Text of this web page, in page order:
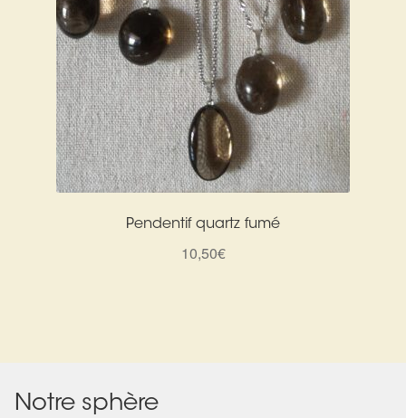
Pendentif quartz fumé
10,50€
Notre sphère